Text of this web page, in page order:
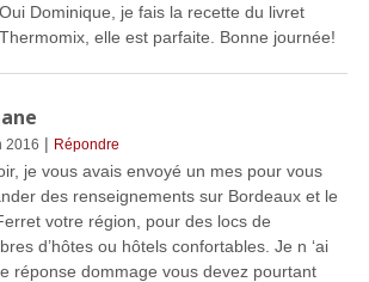
Oui Dominique, je fais la recette du livret
Thermomix, elle est parfaite. Bonne journée!
2016 | Répondre
je vous avais envoyé un mes pour vous
des renseignements sur Bordeaux et le
votre région, pour des locs de
d’hôtes ou hôtels confortables. Je n ‘ai
réponse dommage vous devez pourtant